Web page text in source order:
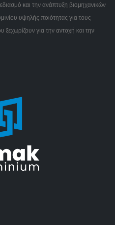
και την ανάπτυξη βιομηχανικών
υψηλής ποιότητας για τους
για την αντοχή και την